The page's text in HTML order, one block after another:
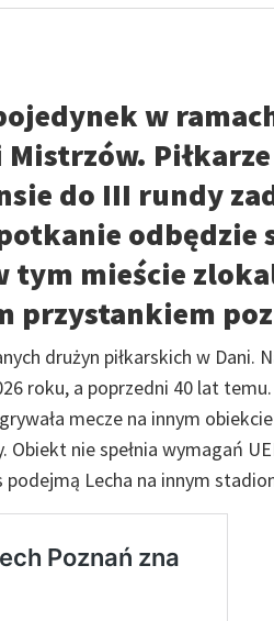
w
do III rundy
odbędzie
tym mieście
przystankiem
drużyn piłkarskich w Dani.
roku, a poprzedni 40 lat
mecze na innym
Obiekt nie spełnia wymagań
Lecha na innym